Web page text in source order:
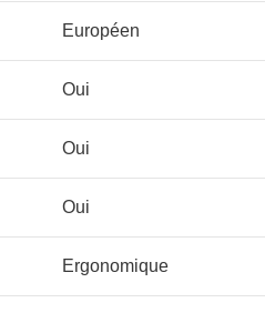
Européen
Oui
Oui
Oui
Ergonomique